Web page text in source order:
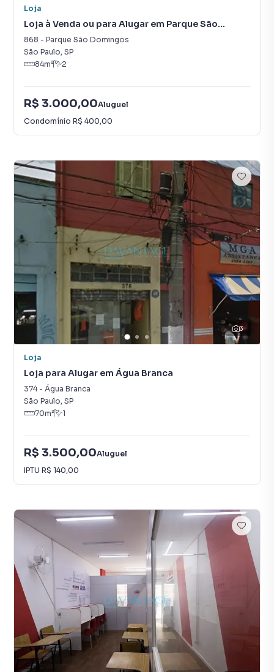
Loja
Loja à Venda ou para Alugar em Parque São
Domingos
868 - Parque São Domingos
São Paulo, SP
84m² 2
R$ 3.000,00Aluguel
Condomínio R$ 400,00
3
Loja
Loja para Alugar em Água Branca
374- Água Branca
São Paulo, SP
70m² 1
R$ 3.500,00Aluguel
IPTU R$ 140,00